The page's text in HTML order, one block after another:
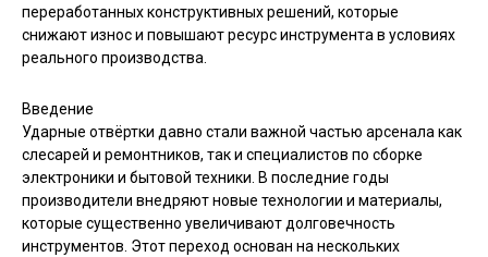
переработанных конструктивных решений, которые
снижают износ и повышают ресурс инструмента в условиях
реального производства.
Введение
Ударные отвёртки давно стали важной частью арсенала как
слесарей и ремонтников, так и специалистов по сборке
электроники и бытовой техники. В последние годы
производители внедряют новые технологии и материалы,
которые существенно увеличивают долговечность
инструментов. Этот переход основан на нескольких